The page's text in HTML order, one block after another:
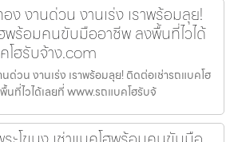
ง งานด่วน งานเร่ง เราพร้อมลุย!
พร้อมคนขับมืออาชีพ ลงพื้นที่ไวได้
โฮรับจ้าง.com
ด่วน งานเร่ง เราพร้อมลุย! ติดต่อเช่ารถแบคโฮ
ที่ไวได้เลยที่ www.รถแบคโฮรับจ้